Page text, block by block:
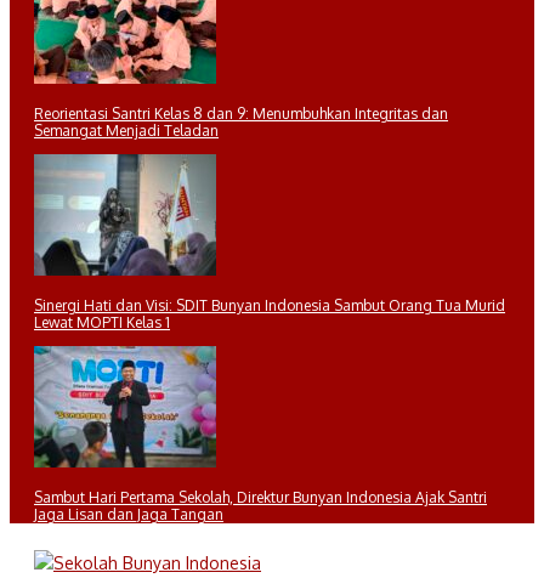
Reorientasi Santri Kelas 8 dan 9: Menumbuhkan Integritas dan
Semangat Menjadi Teladan
Sinergi Hati dan Visi: SDIT Bunyan Indonesia Sambut Orang Tua Murid
Lewat MOPTI Kelas 1
Sambut Hari Pertama Sekolah, Direktur Bunyan Indonesia Ajak Santri
Jaga Lisan dan Jaga Tangan